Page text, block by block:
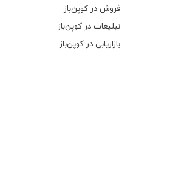
فروش در کوپن‌باز
تبلیغات در کوپن‌باز
بازاریابی در کوپن‌باز